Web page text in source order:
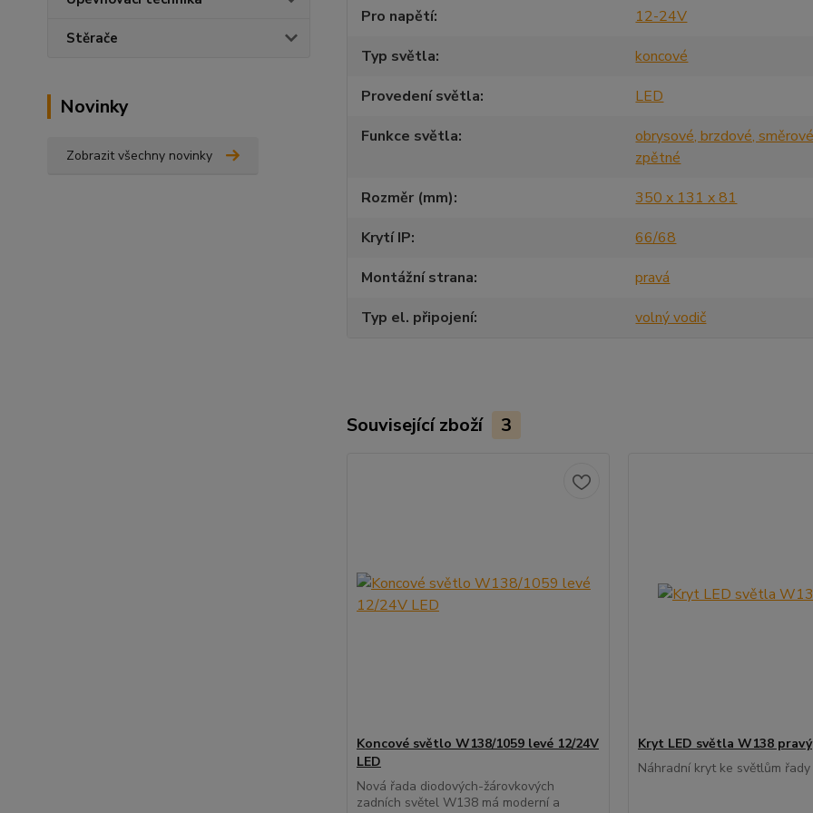
Stěrače
Novinky
Zobrazit všechny novinky
Pro napětí
12-24V
Typ světla
koncové
Provedení světla
LED
Funkce světla
obrysové, brzdové,
zpětné
Rozměr (mm)
350 x 131 x 81
Krytí IP
66/68
Montážní strana
pravá
Typ el. připojení
volný vodič
Související zboží 3
Koncové světlo W138/1059 levé 12/24V
LED
Nová řada diodových-žárovkových
zadních světel W138 má moderní a
Kryt LED světla W138 pravý
Náhradní kryt ke světlům